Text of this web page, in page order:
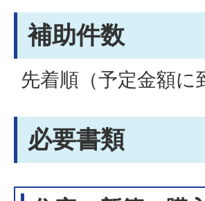
補助件数
先着順（予定金額に
必要書類